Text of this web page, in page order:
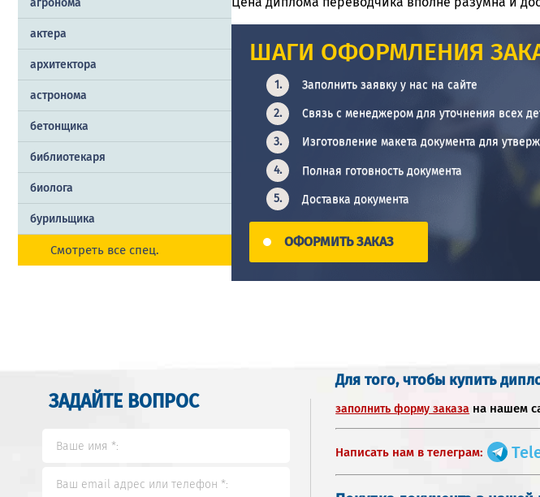
актера
архитектора
астронома
бетонщика
библиотекаря
биолога
бурильщика
Смотреть все спец.
ШАГИ ОФОРМЛЕНИЯ
Заполнить заявку у нас на сайте
Связь с менеджером для уточнения всех
Изготовление макета документа для
Полная готовность документа
Доставка документа
ОФОРМИТЬ ЗАКАЗ
ЗАДАЙТЕ ВОПРОС
Для того, чтобы купить
заполнить форму заказа на нашем
Написать нам в телеграм: